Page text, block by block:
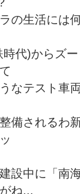
の生活には
代)からズ
なテスト車
備されるわ
設中に「南
ね...